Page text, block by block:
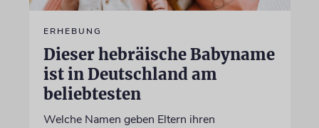
ERHEBUNG
Dieser hebräische Babyname
ist in Deutschland am
beliebtesten
Welche Namen geben Eltern ihren